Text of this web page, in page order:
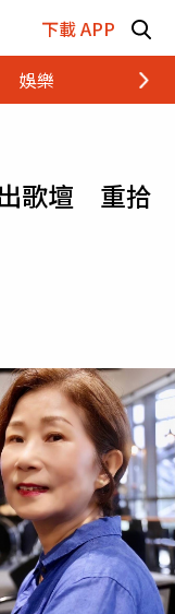
下載 APP
娛樂 財經
歌壇 重拾